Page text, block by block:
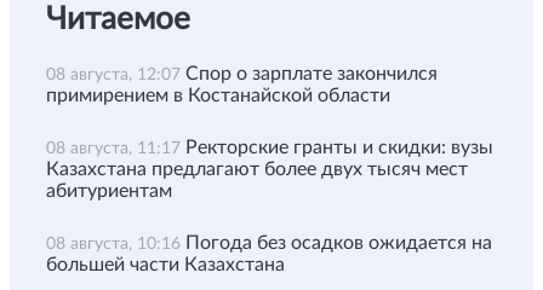
Читаемое
08 августа, 12:07 Спор о зарплате закончился
примирением в Костанайской области
08 августа, 11:17 Ректорские гранты и скидки: вузы
Казахстана предлагают более двух тысяч мест
абитуриентам
08 августа, 10:16 Погода без осадков ожидается на
большей части Казахстана